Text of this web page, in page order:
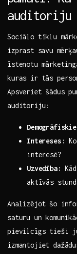
auditoriju
Sociālo​ tīklu
izprast ⁤savu⁢
īstenotu⁣
kuras ir tās
Apsveriet ⁤šādus‌
‍auditoriju:
Intereses:
interesē?
Uzvedība:
aktīvās
Analizējot šo
‍saturu un⁤
pievilcīgs tieši
izmantojiet